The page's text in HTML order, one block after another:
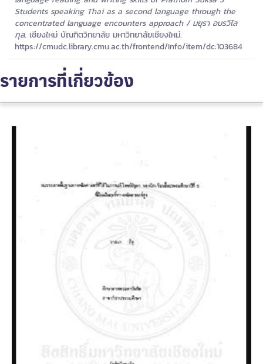
Students speaking Thai as a second language through the
concentrated language encounters approach / มยุรา อมรวิไล
กุล. เชียงใหม่ บัณฑิตวิทยาลัย มหาวิทยาลัยเชียงใหม่.
https://cmudc.library.cmu.ac.th/frontend/Info/item/dc:103684
รายการที่เกี่ยวข้อง